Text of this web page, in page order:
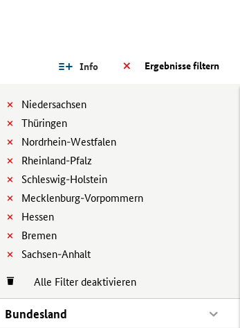
Ergebnisse filtern
Info
Niedersachsen
Thüringen
Nordrhein-Westfalen
Rheinland-Pfalz
Schleswig-Holstein
Mecklenburg-Vorpommern
Hessen
Bremen
Sachsen-Anhalt
Alle Filter deaktivieren
Bundesland